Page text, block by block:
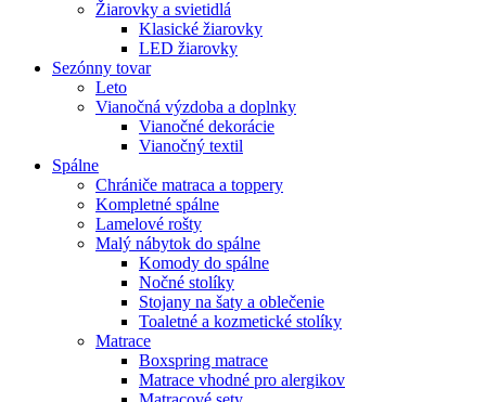
Žiarovky a svietidlá
Klasické žiarovky
LED žiarovky
Sezónny tovar
Leto
Vianočná výzdoba a doplnky
Vianočné dekorácie
Vianočný textil
Spálne
Chrániče matraca a toppery
Kompletné spálne
Lamelové rošty
Malý nábytok do spálne
Komody do spálne
Nočné stolíky
Stojany na šaty a oblečenie
Toaletné a kozmetické stolíky
Matrace
Boxspring matrace
Matrace vhodné pro alergikov